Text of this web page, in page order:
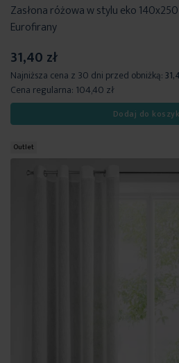
Zasłona różowa w stylu eko
Eurofirany
31,40 zł
Najniższa cena z 30 dni przed obniżką:
Cena regularna: 104,40 zł
Dodaj do
Outlet